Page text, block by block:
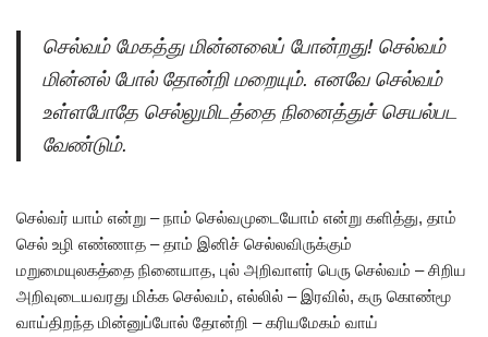
செல்வம் மேகத்து மின்னலைப் போன்றது! செல்வம்
மின்னல் போல் தோன்றி மறையும். எனவே செல்வம்
உள்ளபோதே செல்லுமிடத்தை நினைத்துச் செயல்பட
வேண்டும்.
செல்வர் யாம் என்று – நாம் செல்வமுடையோம் என்று களித்து, தாம்
செல் உழி எண்ணாத – தாம் இனிச் செல்லவிருக்கும்
மறுமையுலகத்தை நினையாத, புல் அறிவாளர் பெரு செல்வம் – சிறிய
அறிவுடையவரது மிக்க செல்வம், எல்லில் – இரவில், கரு கொண்மூ
வாய்திறந்த மின்னுப்போல் தோன்றி – கரியமேகம் வாய்